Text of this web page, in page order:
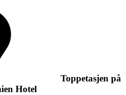
Toppetasjen på
Hotel